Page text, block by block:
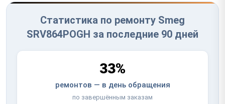
Статистика по ремонту Smeg
SRV864POGH за последние 90 дней
33%
ремонтов — в день обращения
по завершённым заказам